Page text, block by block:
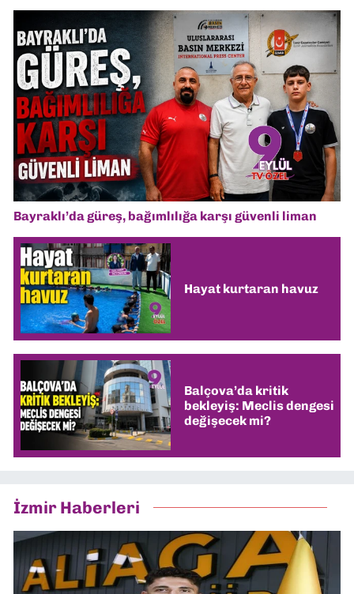
Bayraklı’da güreş, bağımlılığa karşı güvenli liman
Hayat kurtaran havuz
Balçova’da kritik
bekleyiş: Meclis dengesi
değişecek mi?
İzmir Haberleri